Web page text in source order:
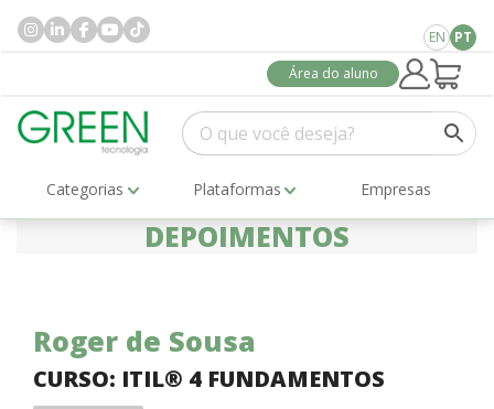
EN PT
Área do aluno
Categorias Plataformas Empresas
DEPOIMENTOS
Roger de Sousa
CURSO: ITIL® 4 FUNDAMENTOS